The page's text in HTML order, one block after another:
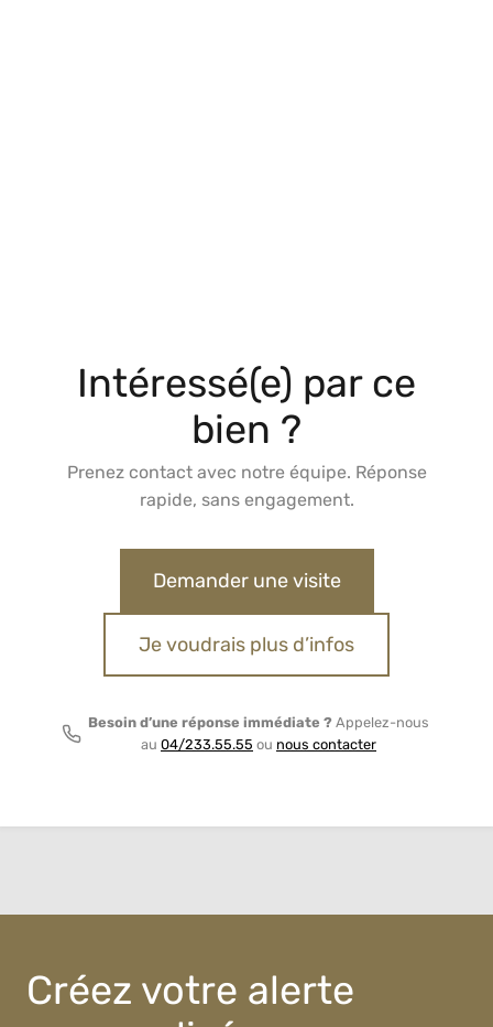
Intéressé(e) par ce
bien ?
Prenez contact avec notre équipe. Réponse
rapide, sans engagement.
Demander une visite
Je voudrais plus d’infos
Besoin d’une réponse immédiate ? Appelez-nous
au 04/233.55.55 ou nous contacter
Créez votre alerte